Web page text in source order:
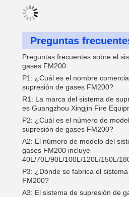
Preguntas
Preguntas frecuentes sobre el
gases FM200
P1: ¿Cuál es el nombre
supresión de gases FM200?
R1: La marca del sistema de
es Guangzhou Xingjin Fire
P2: ¿Cuál es el número de
supresión de gases FM200?
A2: El número de modelo del
gases FM200 incluye
40L/70L/90L/100L/120L/150L/
P3: ¿Dónde se fabrica el
FM200?
A3: El sistema de supresión de